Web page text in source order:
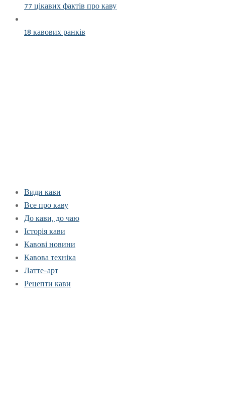
77 цікавих фактів про каву
18 кавових ранків
Види кави
Все про каву
До кави, до чаю
Історія кави
Кавові новини
Кавова техніка
Латте-арт
Рецепти кави